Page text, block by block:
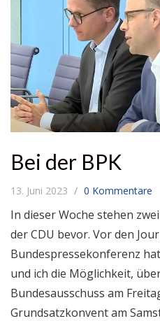
Bei der BPK
13. Juni 2023 0 Kommentare
In dieser Woche stehen
der CDU bevor. Vor den
Bundespressekonferenz
und ich die Möglichkeit,
Bundesausschuss am
Grundsatzkonvent am